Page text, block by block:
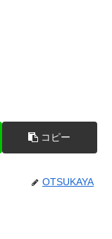
コピー
OTSUKAYA